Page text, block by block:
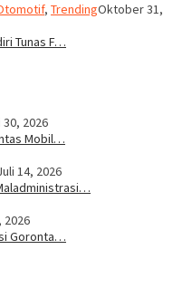
, TrendingOktober 31,
Tunas F…
30, 2026
Mobil…
14, 2026
2026
Goronta…